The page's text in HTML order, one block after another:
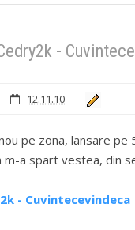
-
12.11.10
pe zona, lansare
m-a spart vestea, din
- Cuvintecevindeca